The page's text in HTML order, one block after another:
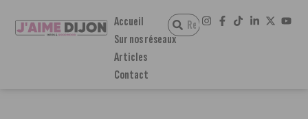
Accueil
Sur nos réseaux
Articles
Contact